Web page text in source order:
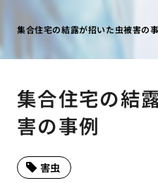
集合住宅の結露が招いた虫被害の
集合住宅の結
害の事例
害虫